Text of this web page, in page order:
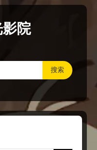
院
搜索